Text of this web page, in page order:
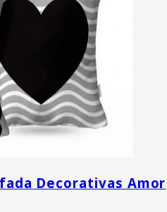
Decorativas Amor